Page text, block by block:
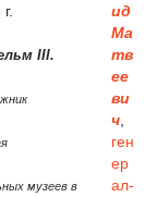
III.
музеев в
ид
Ма
тв
ее
ви
ч
ген
ер
ал-